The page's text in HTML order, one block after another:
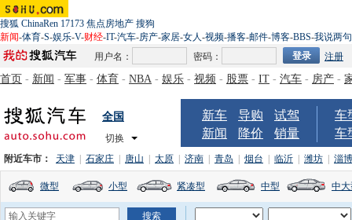
搜狐 ChinaRen 17173 焦点房地产 搜狗
新闻-体育-S-娱乐-V-财经-IT-汽车-房产-家居-女人-视频-播客-邮件-博客-BBS-我说两句
用户名：
密码： 注册
首页 - 新闻 - 军事 - 体育 - NBA - 娱乐 - 视频 - 股票 - IT - 汽车 - 房产 -
全国
切换
新车 导购
试驾
新闻
降价 销量
车
车
附近车市： 天津 石家庄 唐山 太原 济南 青岛 烟台 临沂 潍坊 淄博
微型 小型 紧凑型 中型 中